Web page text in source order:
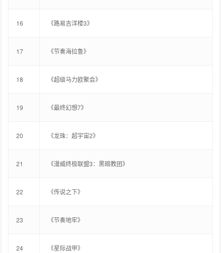
16 《路易吉洋楼3》
17 《节奏海拉鲁》
18 《超级马力欧聚会》
19 《最终幻想7》
20 《龙珠：超宇宙2》
21 《漫威终极联盟3：黑暗教团》
22 《传说之下》
23 《节奏地牢》
24 《星际战甲》